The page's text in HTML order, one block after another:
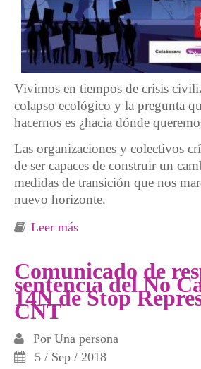
Vivimos en tiempos de crisis
colapso ecológico y la pregunta
hacernos es ¿hacia dónde
Las organizaciones y colectivos
de ser capaces de construir un
medidas de transición que nos
nuevo horizonte.
Leer más
principio de austeridad
Comunicado de
sentencia del No
14N de Stop
CNT
Por Una persona
5 / Sep / 2018